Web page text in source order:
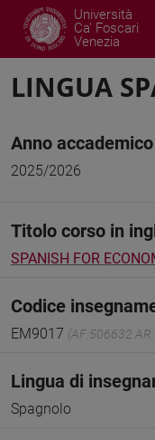
Università
Ca' Foscari
Venezia
LINGUA
Anno accademico
2025/2026
Titolo corso in
SPANISH FOR
Codice
EM9017 (AF:506632
Lingua di
Spagnolo